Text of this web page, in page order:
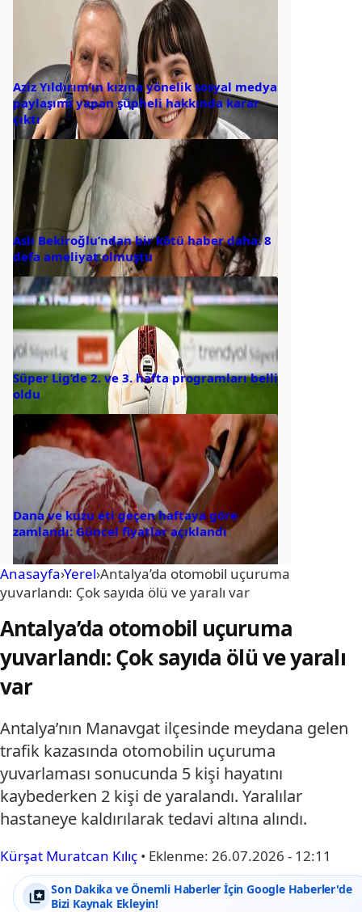
Aziz Yıldırım’ın kızına yönelik sosyal medya
paylaşımı yapan şüpheli hakkında karar
çıktı
Aslı Bekiroğlu’ndan bir kötü haber daha: 8
defa ameliyat olmuştu
Süper Lig’de 2. ve 3. hafta programları belli
oldu
Dana ve kuzu eti geçen haftaya göre
zamlandı: Güncel fiyatlar açıklandı
Anasayfa›Yerel›Antalya’da otomobil uçuruma
yuvarlandı: Çok sayıda ölü ve yaralı var
Antalya’da otomobil uçuruma
yuvarlandı: Çok sayıda ölü ve yaralı
var
Antalya’nın Manavgat ilçesinde meydana gelen
trafik kazasında otomobilin uçuruma
yuvarlaması sonucunda 5 kişi hayatını
kaybederken 2 kişi de yaralandı. Yaralılar
hastaneye kaldırılarak tedavi altına alındı.
Kürşat Muratcan Kılıç • Eklenme: 26.07.2026 - 12:11
Son Dakika ve Önemli Haberler İçin Google Haberler'de
Bizi Kaynak Ekleyin!